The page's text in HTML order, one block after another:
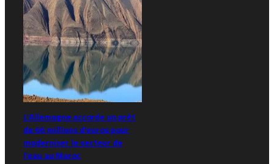
L’Allemagne accorde un prêt
de 66 millions d’euros pour
moderniser le secteur de
l’eau au Maroc